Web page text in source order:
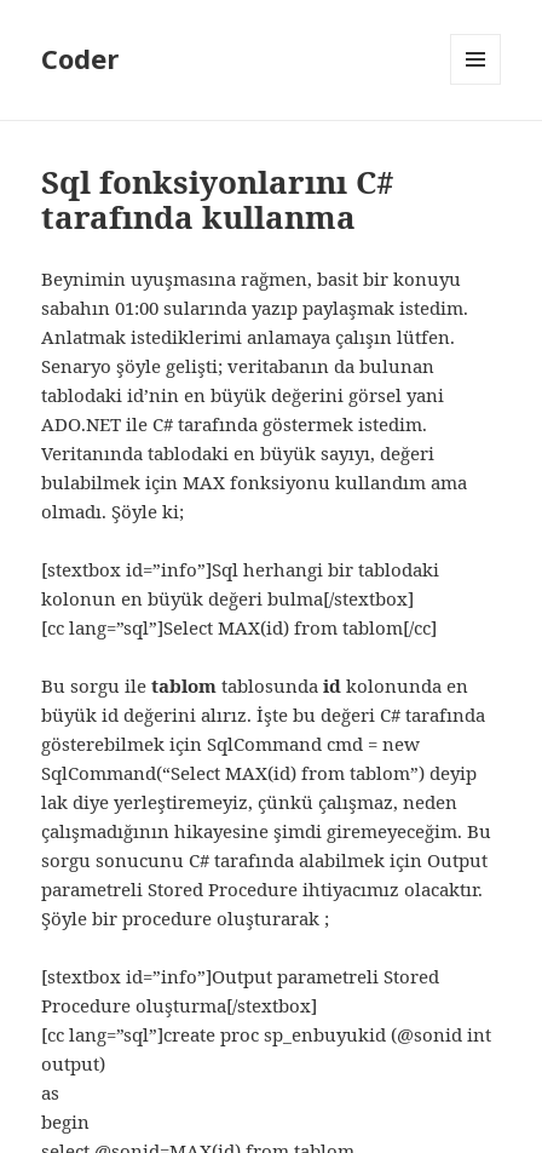
Coder
Sql fonksiyonlarını C#
tarafında kullanma
Beynimin uyuşmasına rağmen, basit bir konuyu
sabahın 01:00 sularında yazıp paylaşmak istedim.
Anlatmak istediklerimi anlamaya çalışın lütfen.
Senaryo şöyle gelişti; veritabanın da bulunan
tablodaki id’nin en büyük değerini görsel yani
ADO.NET ile C# tarafında göstermek istedim.
Veritanında tablodaki en büyük sayıyı, değeri
bulabilmek için MAX fonksiyonu kullandım ama
olmadı. Şöyle ki;
[stextbox id=”info”]Sql herhangi bir tablodaki
kolonun en büyük değeri bulma[/stextbox]
[cc lang=”sql”]Select MAX(id) from tablom[/cc]
Bu sorgu iletablom tablosundaid kolonunda en
büyük id değerini alırız. İşte bu değeri C# tarafında
gösterebilmek için SqlCommand cmd = new
SqlCommand(“Select MAX(id) from tablom”) deyip
lak diye yerleştiremeyiz, çünkü çalışmaz, neden
çalışmadığının hikayesine şimdi giremeyeceğim. Bu
sorgu sonucunu C# tarafında alabilmek için Output
parametreli Stored Procedure ihtiyacımız olacaktır.
Şöyle bir procedure oluşturarak ;
[stextbox id=”info”]Output parametreli Stored
Procedure oluşturma[/stextbox]
[cc lang=”sql”]create proc sp_enbuyukid (@sonid int
output)
as
begin